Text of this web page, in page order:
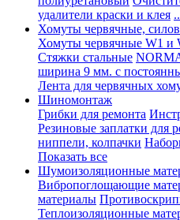
удалители краски и клея
Хомуты червячные,
Хомуты червячные W1 и
Стяжки стальные
ширина 9 мм. с
Лента для червячных
Шиномонтаж
Грибки для ремонта
Резиновые заплатки для
ниппели, колпачки
Показать все
Шумоизоляционные
Вибропоглощающие
материалы
Теплоизоляционные